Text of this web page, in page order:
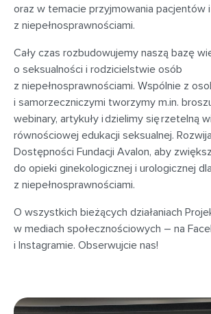
oraz w temacie przyjmowania pacjentów
z niepełnosprawnościami.
Cały czas rozbudowujemy naszą bazę
o seksualności i rodzicielstwie osób
z niepełnosprawnościami. Wspólnie z
i samorzeczniczymi tworzymy m.in.
webinary, artykuły i dzielimy się rzetelną
równościowej edukacji seksualnej.
Dostępności Fundacji Avalon, aby
do opieki ginekologicznej i urologicznej
z niepełnosprawnościami.
O wszystkich bieżących działaniach
w mediach społecznościowych – na
i Instagramie. Obserwujcie nas!